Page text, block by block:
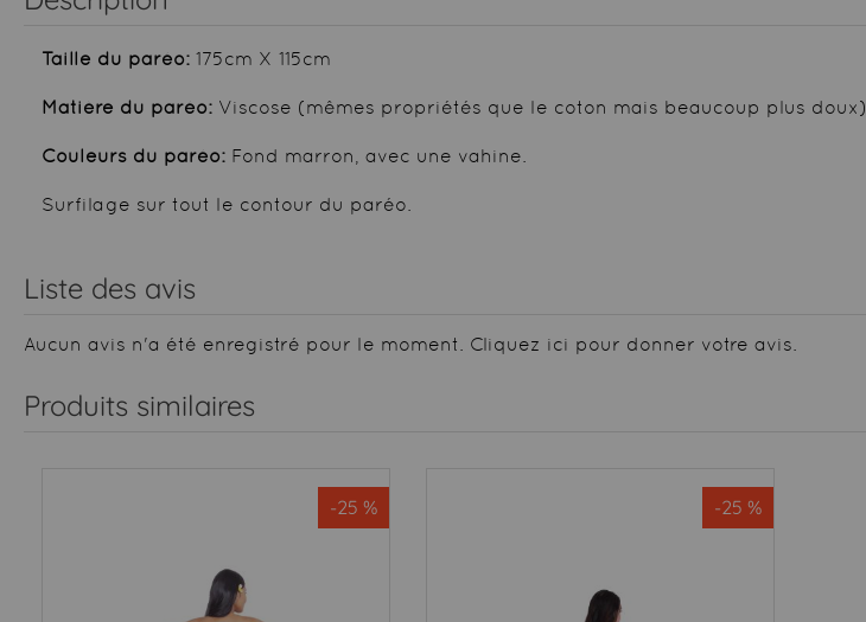
Taille du paréo: 175cm X 115cm
Matière du paréo: Viscose (mêmes propriétés que le coton mais beaucoup plus doux)
Couleurs du paréo: Fond marron, avec une vahine.
Surfilage sur tout le contour du paréo.
Liste des avis
Aucun avis n'a été enregistré pour le moment. Cliquez ici pour donner votre avis.
Produits similaires
-25 % -25 %